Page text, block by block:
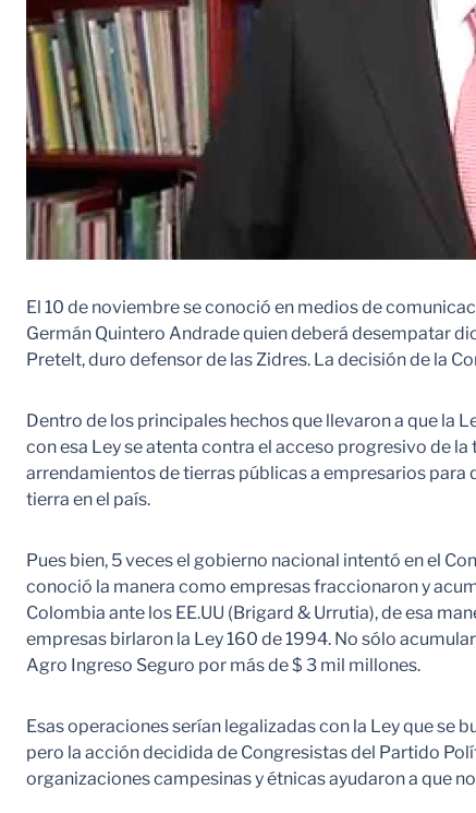
El 10 de noviembre se conoció en medios de
Germán Quintero Andrade quien deberá desempatar
Pretelt, duro defensor de las Zidres. La decisión de la
Dentro de los principales hechos que llevaron a que la
con esa Ley se atenta contra el acceso progresivo de
arrendamientos de tierras públicas a empresarios
tierra en el país.
Pues bien, 5 veces el gobierno nacional intentó en el
conoció la manera como empresas fraccionaron y
Colombia ante los EE.UU (Brigard & Urrutia), de esa
empresas birlaron la Ley 160 de 1994. No sólo
Agro Ingreso Seguro por más de $ 3 mil millones.
Esas operaciones serían legalizadas con la Ley que se
pero la acción decidida de Congresistas del Partido
organizaciones campesinas y étnicas ayudaron a que